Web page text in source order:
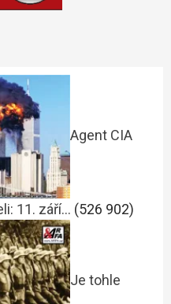
Agent CIA
11. září… (526 902)
Je tohle